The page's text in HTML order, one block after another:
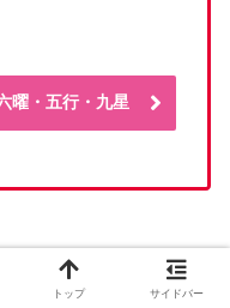
曜・五行・九星
トップ サイドバー